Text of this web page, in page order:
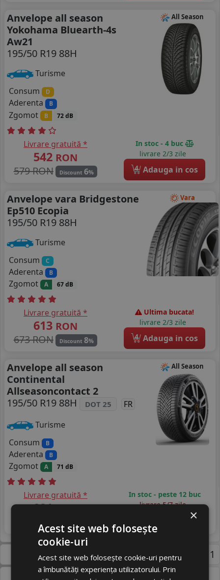
All Season
Anvelope all season
Yokohama Bluearth-4s
Aw21
195/50 R19 88H
Turisme
Consum
D
Aderenta B
Zgomot B 72 dB
Livrare gratuită *
542 RON
579 RON
Discount 6%
In stoc - 4 buc
livrare 2/3 zile
4 Adauga in cos
Vara
Anvelope vara Bridgestone
Ep510 Ecopia
195/50 R19 88H
Turisme
Consum
C
Aderenta B
Zgomot A 67 dB
Livrare gratuită *
613 RON
673 RON
Discount 8%
Ultima bucata!
livrare 2/3 zile
4 Adauga in cos
All Season
+ Videoclip
Anvelope all season
Continental
Allseasoncontact 2
195/50 R19 88H
DOT 25
FR
Turisme
Consum
B
Aderenta B
Zgomot A 71 dB
Livrare gratuită *
821RON
976 RON
Discount
In stoc - peste 12 buc
livrare 5/7 zile
Adauga in cos
Pagina 1
×
Acest site web folosește
cookie-uri
Acest site web folosește cookie-uri pentru
a îmbunătăți experiența utilizatorului. Prin